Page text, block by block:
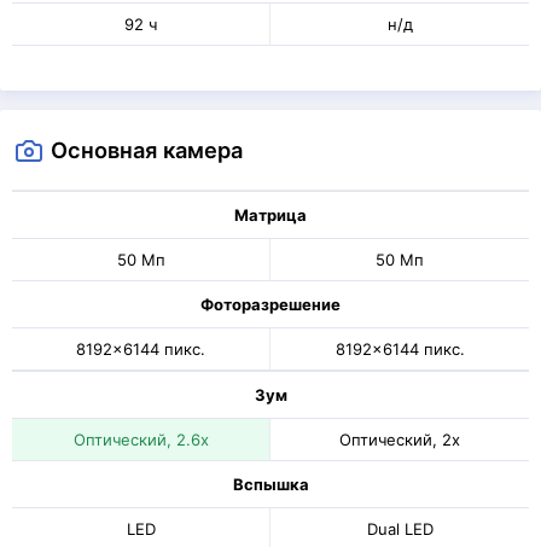
92 ч н/д
Основная камера
Матрица
50 Мп 50 Мп
Фоторазрешение
8192x6144 пикс. 8192x6144 пикс.
Зум
Оптический, 2.6x Оптический, 2x
Вспышка
LED Dual LED